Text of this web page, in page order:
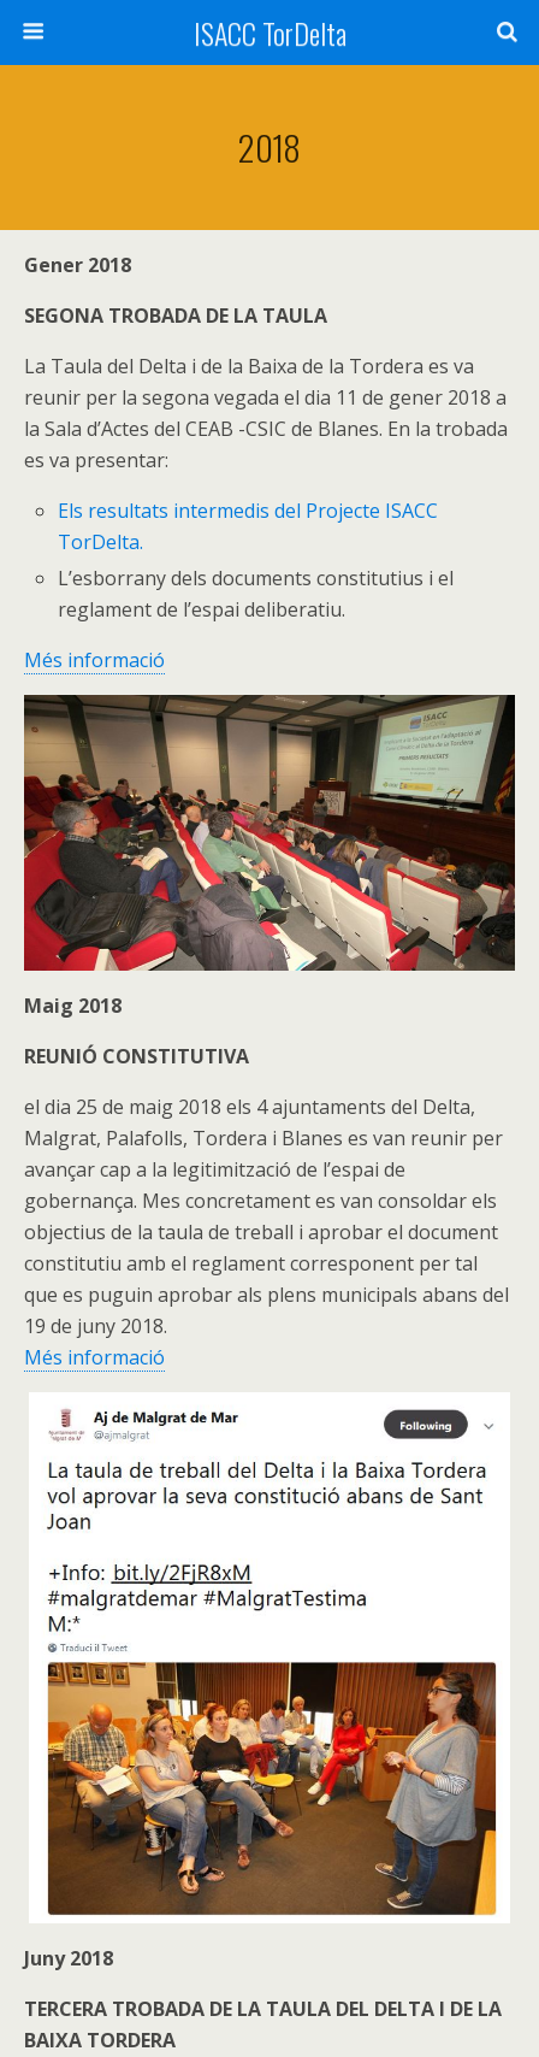
ISACC TorDelta
2018
Gener 2018
SEGONA TROBADA DE LA TAULA
La Taula del Delta i de la Baixa de la Tordera es va
reunir per la segona vegada el dia 11 de gener 2018 a
la Sala d’Actes del CEAB -CSIC de Blanes. En la trobada
es va presentar:
Els resultats intermedis del Projecte ISACC
TorDelta.
L’esborrany dels documents constitutius i el
reglament de l’espai deliberatiu.
Més informació
Maig 2018
REUNIÓ CONSTITUTIVA
el dia 25 de maig 2018 els 4 ajuntaments del Delta,
Malgrat, Palafolls, Tordera i Blanes es van reunir per
avançar cap a la legitimització de l’espai de
gobernança. Mes concretament es van consoldar els
objectius de la taula de treball i aprobar el document
constitutiu amb el reglament corresponent per tal
que es puguin aprobar als plens municipals abans del
19 de juny 2018.
Més informació
Juny 2018
TERCERA TROBADA DE LA TAULA DEL DELTA I DE LA
BAIXA TORDERA